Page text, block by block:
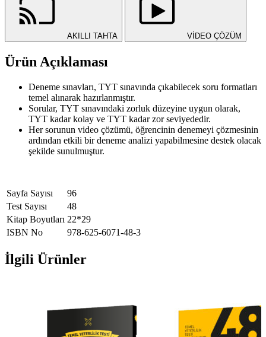
AKILLI TAHTA VİDEO ÇÖZÜM
Ürün Açıklaması
Deneme sınavları, TYT sınavında çıkabilecek soru formatları
temel alınarak hazırlanmıştır.
Sorular, TYT sınavındaki zorluk düzeyine uygun olarak,
TYT kadar kolay ve TYT kadar zor seviyededir.
Her sorunun video çözümü, öğrencinin denemeyi çözmesinin
ardından etkili bir deneme analizi yapabilmesine destek olacak
şekilde sunulmuştur.
Sayfa Sayısı
96
Test Sayısı
48
Kitap Boyutları 22*29
ISBN No
978-625-6071-48-3
İlgili Ürünler